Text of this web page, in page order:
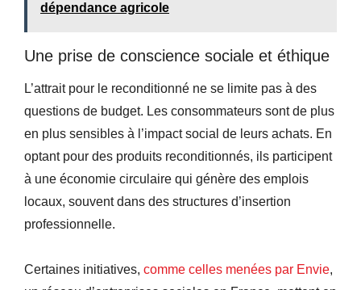
dépendance agricole
Une prise de conscience sociale et éthique
L’attrait pour le reconditionné ne se limite pas à des
questions de budget. Les consommateurs sont de plus
en plus sensibles à l’impact social de leurs achats. En
optant pour des produits reconditionnés, ils participent
à une économie circulaire qui génère des emplois
locaux, souvent dans des structures d’insertion
professionnelle.
Certaines initiatives, comme celles menées par Envie,